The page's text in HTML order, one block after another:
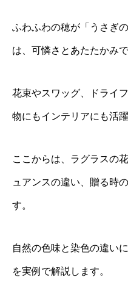
ふわふわの穂が「うさぎ
は、可憐さとあたたかみ
花束やスワッグ、ドライ
物にもインテリアにも活躍
ここからは、ラグラスの
ュアンスの違い、贈る時
す。
自然の色味と染色の違い
を実例で解説します。